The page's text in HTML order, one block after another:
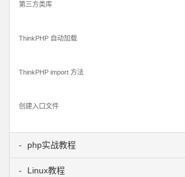
第三方类库
ThinkPHP 自动加载
ThinkPHP import 方法
创建入口文件
php实战教程
Linux教程